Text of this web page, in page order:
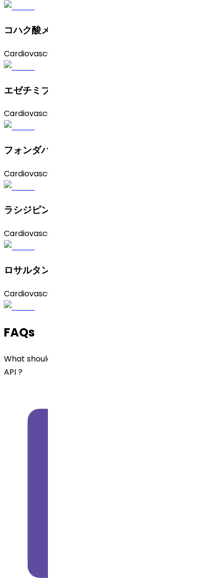
コハク酸メトプロロール
Cardiovascular
エゼチミブ
Cardiovascular
フォンダパリヌクスナトリウム
Cardiovascular
ラシジピン
Cardiovascular
ロサルタンカリウム
Cardiovascular
FAQs
What should you check before administering losartan
API ?